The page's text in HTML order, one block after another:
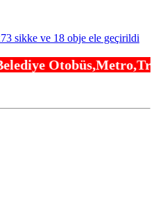
sikke ve 18 obje ele geçirildi
nefes kesti
taşı Nuri Aslan koydu